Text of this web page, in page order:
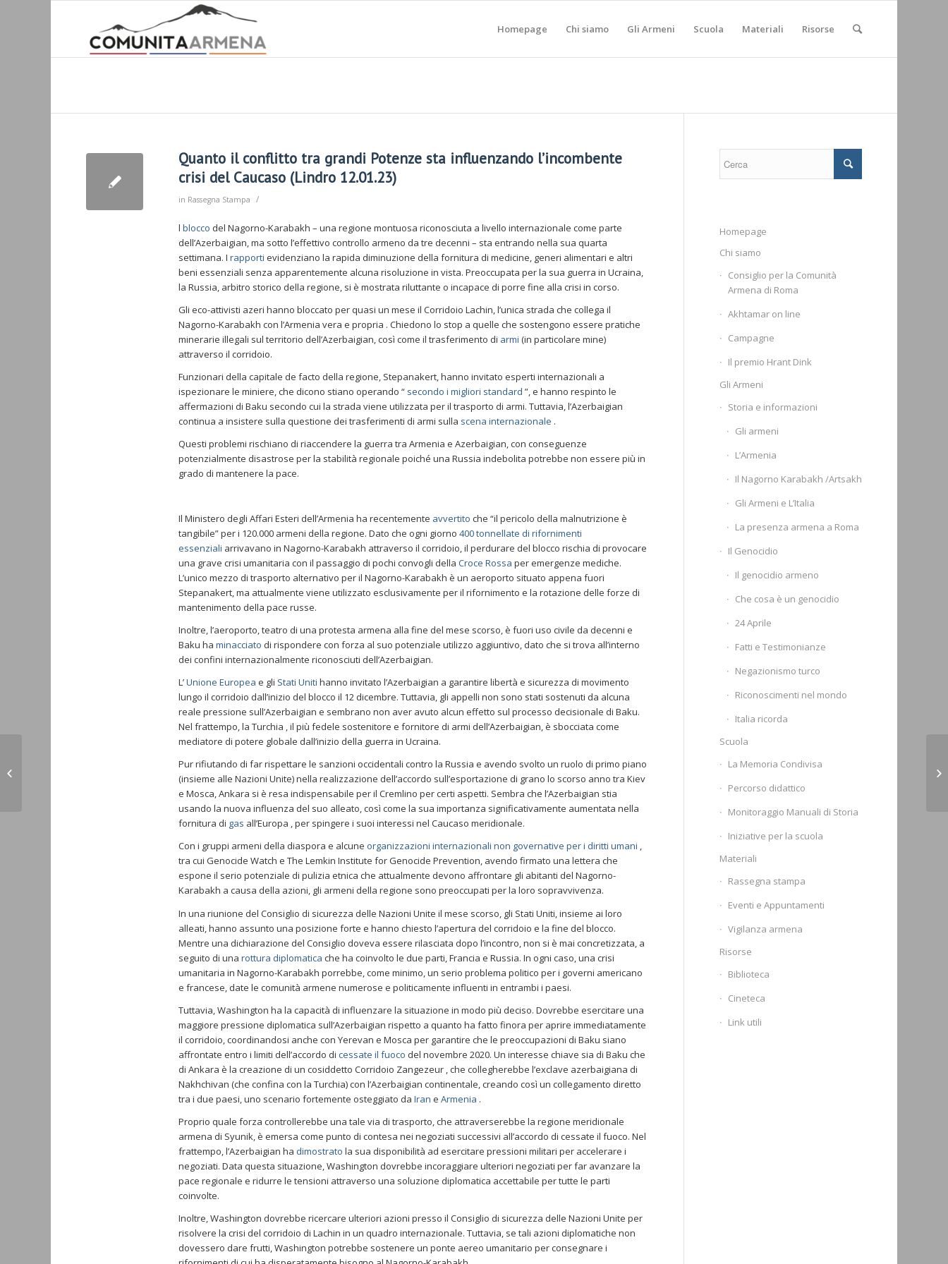
Homepage Chi siamo Gli Armeni Scuola Materiali Risorse
Quanto il conflitto tra grandi Potenze sta influenzando l’incombente
crisi del Caucaso (Lindro 12.01.23)
in Rassegna Stampa /
l blocco del Nagorno-Karabakh – una regione montuosa riconosciuta a livello internazionale come parte
dell’Azerbaigian, ma sotto l’effettivo controllo armeno da tre decenni – sta entrando nella sua quarta
settimana. I rapporti evidenziano la rapida diminuzione della fornitura di medicine, generi alimentari e altri
beni essenziali senza apparentemente alcuna risoluzione in vista. Preoccupata per la sua guerra in Ucraina,
la Russia, arbitro storico della regione, si è mostrata riluttante o incapace di porre fine alla crisi in corso.
Gli eco-attivisti azeri hanno bloccato per quasi un mese il Corridoio Lachin, l’unica strada che collega il
Nagorno-Karabakh con l’Armenia vera e propria . Chiedono lo stop a quelle che sostengono essere pratiche
minerarie illegali sul territorio dell’Azerbaigian, così come il trasferimento di armi (in particolare mine)
attraverso il corridoio.
Funzionari della capitale de facto della regione, Stepanakert, hanno invitato esperti internazionali a
ispezionare le miniere, che dicono stiano operando “ secondo i migliori standard ”, e hanno respinto le
affermazioni di Baku secondo cui la strada viene utilizzata per il trasporto di armi. Tuttavia, l’Azerbaigian
continua a insistere sulla questione dei trasferimenti di armi sulla scena internazionale .
Questi problemi rischiano di riaccendere la guerra tra Armenia e Azerbaigian, con conseguenze
potenzialmente disastrose per la stabilità regionale poiché una Russia indebolita potrebbe non essere più in
grado di mantenere la pace.
Il Ministero degli Affari Esteri dell’Armenia ha recentemente avvertito che “il pericolo della malnutrizione è
tangibile” per i 120.000 armeni della regione. Dato che ogni giorno 400 tonnellate di rifornimenti
essenziali arrivavano in Nagorno-Karabakh attraverso il corridoio, il perdurare del blocco rischia di provocare
una grave crisi umanitaria con il passaggio di pochi convogli della Croce Rossa per emergenze mediche.
L’unico mezzo di trasporto alternativo per il Nagorno-Karabakh è un aeroporto situato appena fuori
Stepanakert, ma attualmente viene utilizzato esclusivamente per il rifornimento e la rotazione delle forze di
mantenimento della pace russe.
Inoltre, l’aeroporto, teatro di una protesta armena alla fine del mese scorso, è fuori uso civile da decenni e
Baku ha minacciato di rispondere con forza al suo potenziale utilizzo aggiuntivo, dato che si trova all’interno
dei confini internazionalmente riconosciuti dell’Azerbaigian.
L’Unione Europea e gli Stati Uniti hanno invitato l’Azerbaigian a garantire libertà e sicurezza di movimento
lungo il corridoio dall’inizio del blocco il 12 dicembre. Tuttavia, gli appelli non sono stati sostenuti da alcuna
reale pressione sull’Azerbaigian e sembrano non aver avuto alcun effetto sul processo decisionale di Baku.
Nel frattempo, la Turchia , il più fedele sostenitore e fornitore di armi dell’Azerbaigian, è sbocciata come
mediatore di potere globale dall’inizio della guerra in Ucraina.
Pur rifiutando di far rispettare le sanzioni occidentali contro la Russia e avendo svolto un ruolo di primo piano
(insieme alle Nazioni Unite) nella realizzazione dell’accordo sull’esportazione di grano lo scorso anno tra Kiev
e Mosca, Ankara si è resa indispensabile per il Cremlino per certi aspetti. Sembra che l’Azerbaigian stia
usando la nuova influenza del suo alleato, così come la sua importanza significativamente aumentata nella
fornitura di gas all’Europa , per spingere i suoi interessi nel Caucaso meridionale.
Con i gruppi armeni della diaspora e alcune organizzazioni internazionali non governative per i diritti umani ,
tra cui Genocide Watch e The Lemkin Institute for Genocide Prevention, avendo firmato una lettera che
espone il serio potenziale di pulizia etnica che attualmente devono affrontare gli abitanti del Nagorno-
Karabakh a causa della azioni, gli armeni della regione sono preoccupati per la loro sopravvivenza.
In una riunione del Consiglio di sicurezza delle Nazioni Unite il mese scorso, gli Stati Uniti, insieme ai loro
alleati, hanno assunto una posizione forte e hanno chiesto l’apertura del corridoio e la fine del blocco.
Mentre una dichiarazione del Consiglio doveva essere rilasciata dopo l’incontro, non si è mai concretizzata, a
seguito di una rottura diplomatica che ha coinvolto le due parti, Francia e Russia. In ogni caso, una crisi
umanitaria in Nagorno-Karabakh porrebbe, come minimo, un serio problema politico per i governi americano
e francese, date le comunità armene numerose e politicamente influenti in entrambi i paesi.
Tuttavia, Washington ha la capacità di influenzare la situazione in modo più deciso. Dovrebbe esercitare una
maggiore pressione diplomatica sull’Azerbaigian rispetto a quanto ha fatto finora per aprire immediatamente
il corridoio, coordinandosi anche con Yerevan e Mosca per garantire che le preoccupazioni di Baku siano
affrontate entro i limiti dell’accordo di cessate il fuoco del novembre 2020. Un interesse chiave sia di Baku che
di Ankara è la creazione di un cosiddetto Corridoio Zangezeur , che collegherebbe l’exclave azerbaigiana di
Nakhchivan (che confina con la Turchia) con l’Azerbaigian continentale, creando così un collegamento diretto
tra i due paesi, uno scenario fortemente osteggiato da Iran e Armenia .
Proprio quale forza controllerebbe una tale via di trasporto, che attraverserebbe la regione meridionale
armena di Syunik, è emersa come punto di contesa nei negoziati successivi all’accordo di cessate il fuoco. Nel
frattempo, l’Azerbaigian ha dimostrato la sua disponibilità ad esercitare pressioni militari per accelerare i
negoziati. Data questa situazione, Washington dovrebbe incoraggiare ulteriori negoziati per far avanzare la
pace regionale e ridurre le tensioni attraverso una soluzione diplomatica accettabile per tutte le parti
coinvolte.
Inoltre, Washington dovrebbe ricercare ulteriori azioni presso il Consiglio di sicurezza delle Nazioni Unite per
risolvere la crisi del corridoio di Lachin in un quadro internazionale. Tuttavia, se tali azioni diplomatiche non
dovessero dare frutti, Washington potrebbe sostenere un ponte aereo umanitario per consegnare i
Homepage
Chi siamo
Consiglio per la Comunità
Armena di Roma
Akhtamar on line
Campagne
Il premio Hrant Dink
Gli Armeni
Storia e informazioni
Gli armeni
L’Armenia
Il Nagorno Karabakh /Artsakh
Gli Armeni e L’Italia
La presenza armena a Roma
Il Genocidio
Il genocidio armeno
Che cosa è un genocidio
24 Aprile
Fatti e Testimonianze
Negazionismo turco
Riconoscimenti nel mondo
Italia ricorda
Scuola
La Memoria Condivisa
Percorso didattico
Monitoraggio Manuali di Storia
Iniziative per la scuola
Materiali
Rassegna stampa
Eventi e Appuntamenti
Vigilanza armena
Risorse
Biblioteca
Cineteca
Link utili